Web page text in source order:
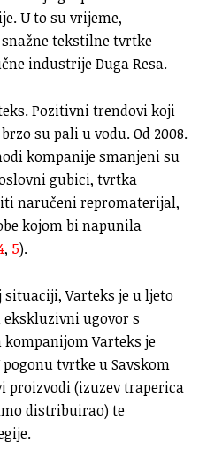
U to su vrijeme,
tekstilne tvrtke
industrije Duga Resa.
Pozitivni trendovi koji
su pali u vodu. Od 2008.
kompanije smanjeni su
gubici, tvrtka
naručeni repromaterijal,
kojom bi napunila
, 5).
Varteks je u ljeto
ekskluzivni ugovor s
Varteks je
pogonu tvrtke u Savskom
proizvodi (izuzev traperica
distribuirao) te